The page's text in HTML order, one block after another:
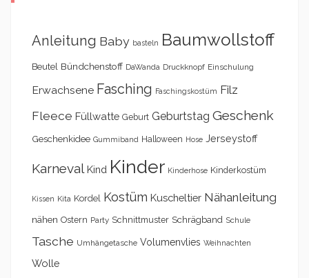
Anleitung Baby basteln Baumwollstoff
Beutel Bündchenstoff DaWanda Druckknopf Einschulung
Erwachsene Fasching Faschingskostüm Filz
Fleece Füllwatte Geburt Geburtstag Geschenk
Geschenkidee Gummiband Halloween Hose Jerseystoff
Karneval Kind Kinder Kinderhose Kinderkostüm
Kissen Kita Kordel Kostüm Kuscheltier Nähanleitung
nähen Ostern Party Schnittmuster Schrägband Schule
Tasche Umhängetasche Volumenvlies Weihnachten
Wolle